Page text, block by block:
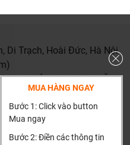
MUA HÀNG NGAY
Bước 1: Click vào button
Mua ngay
Bước 2: Điền các thông tin
Di Trạch, Hoài Đức, Hà Nội
để được hướng dẫn